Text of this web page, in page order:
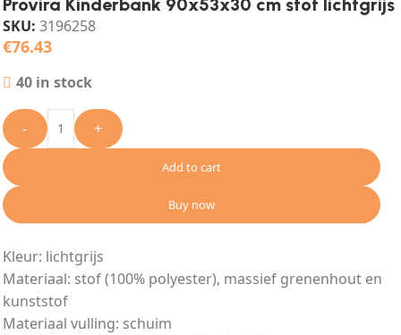
Provira Kinderbank 90x53x30 cm stof lichtgrijs
SKU: 3196258
€76.43
40 in stock
- +
Add to cart
Buy now
Kleur: lichtgrijs
Materiaal: stof (100% polyester), massief grenenhout en
kunststof
Materiaal vulling: schuim